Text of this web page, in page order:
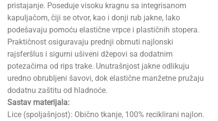
pristajanje. Poseduje visoku kragnu sa integrisanom
kapuljačom, čiji se otvor, kao i donji rub jakne, lako
podešavaju pomoću elastične vrpce i plastičnih stopera.
Praktičnost osiguravaju prednji obrnuti najlonski
rajsferšlus i sigurni ušiveni džepovi sa dodatnim
potezačima od rips trake. Unutrašnjost jakne odlikuju
uredno obrubljeni šavovi, dok elastične manžetne pružaju
dodatnu zaštitu od hladnoće.
Sastav materijala:
Lice (spoljašnjost): Obično tkanje, 100% reciklirani najlon.